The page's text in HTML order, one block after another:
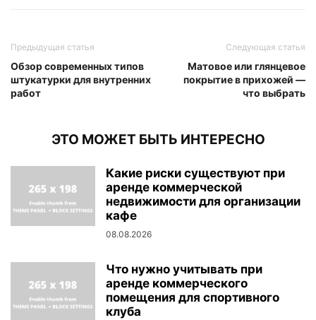
Предыдущая статья
Обзор современных типов
штукатурки для внутренних
работ
Следующая статья
Матовое или глянцевое
покрытие в прихожей —
что выбрать
ЭТО МОЖЕТ БЫТЬ ИНТЕРЕСНО
Какие риски существуют при
аренде коммерческой
недвижимости для организации
кафе
08.08.2026
Что нужно учитывать при
аренде коммерческого
помещения для спортивного
клуба